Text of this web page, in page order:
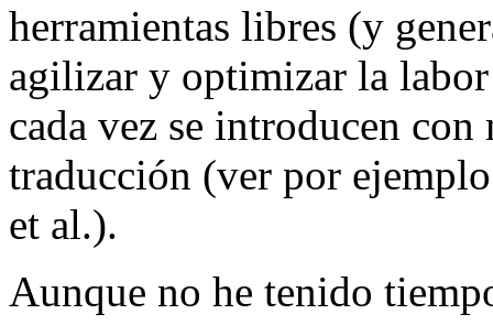
herramientas libres (y
agilizar y optimizar la
cada vez se introducen
traducción (ver por
et al.).
Aunque no he tenido